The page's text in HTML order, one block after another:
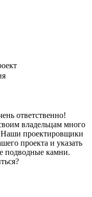
ответственно!
владельцам много
Наши проектировщики
проекта и указать
подводные камни.